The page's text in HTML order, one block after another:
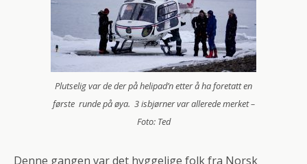
Plutselig var de der på helipad’n etter å ha foretatt en
første runde på øya. 3 isbjørner var allerede merket –
Foto: Ted
Denne gangen var det hyggelige folk fra Norsk